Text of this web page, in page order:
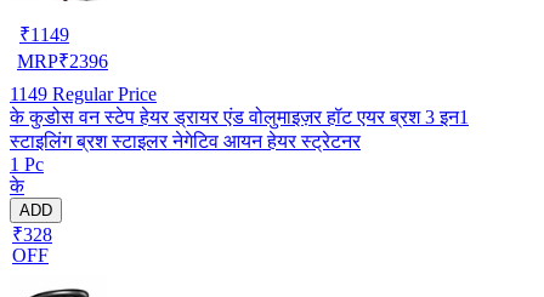
₹1149
MRP₹2396
1149 Regular Price
के कुडोस वन स्टेप हेयर ड्रायर एंड वोलुमाइज़र हॉट एयर ब्रश 3 इन1
स्टाइलिंग ब्रश स्टाइलर नेगेटिव आयन हेयर स्ट्रेटनर
1 Pc
के
ADD
₹328
OFF